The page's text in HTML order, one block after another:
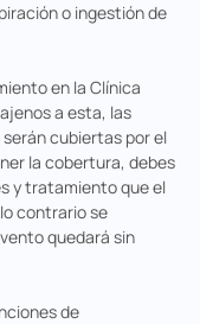
o ingestión de
en la Clínica
a esta, las
cubiertas por el
la cobertura, debes
y tratamiento que el
contrario se
quedará sin
de